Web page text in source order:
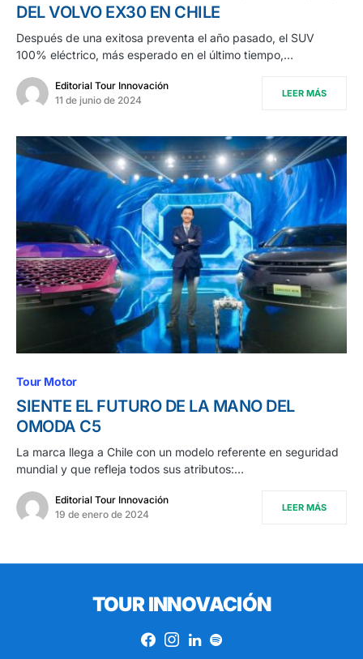
DEL VOLVO EX30 EN CHILE
Después de una exitosa preventa el año pasado, el SUV
100% eléctrico, más esperado en el último tiempo,…
Editorial Tour Innovación
11 de junio de 2024
LEER MÁS
Tour Motor
SIENTE EL FUTURO DE LA MANO DEL
OMODA C5
La marca llega a Chile con un modelo referente en seguridad
mundial y que refleja todos sus atributos:…
Editorial Tour Innovación
19 de enero de 2024
LEER MÁS
TOUR INNOVACIÓN